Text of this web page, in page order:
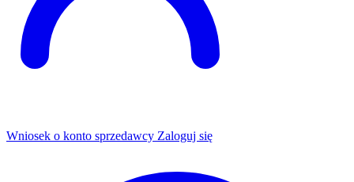
Wniosek o konto sprzedawcy Zaloguj się